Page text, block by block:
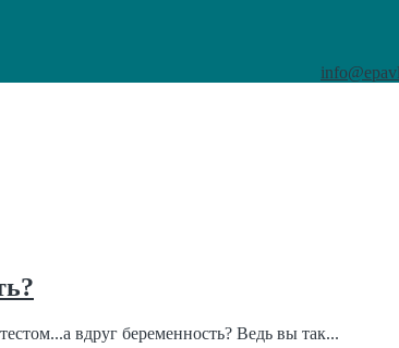
вдруг беременность? Ведь вы так...